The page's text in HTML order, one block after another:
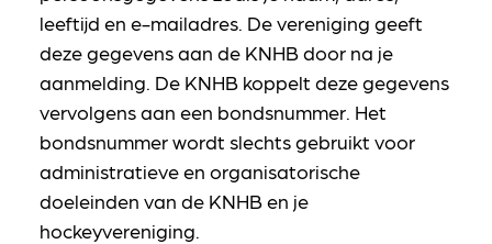
leeftijd en e-mailadres. De vereniging geeft
deze gegevens aan de KNHB door na je
aanmelding. De KNHB koppelt deze gegevens
vervolgens aan een bondsnummer. Het
bondsnummer wordt slechts gebruikt voor
administratieve en organisatorische
doeleinden van de KNHB en je
hockeyvereniging.